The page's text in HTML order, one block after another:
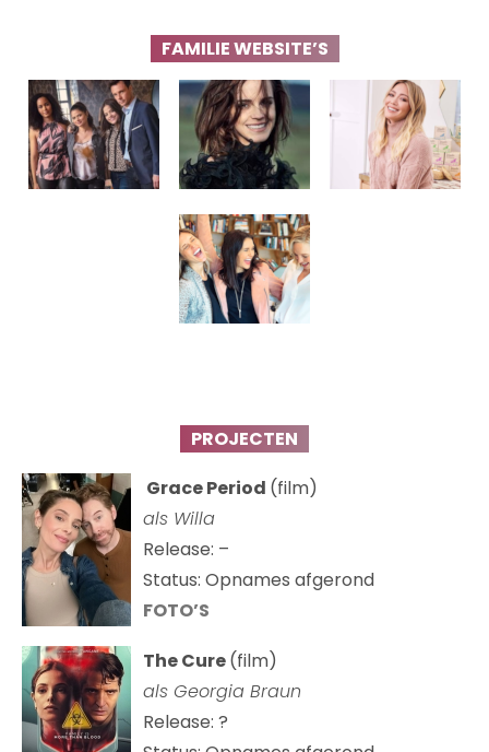
FAMILIE WEBSITE’S
PROJECTEN
Grace Period (film)
als Willa
Release: –
Status: Opnames afgerond
FOTO’S
The Cure(film)
als Georgia Braun
Release: ?